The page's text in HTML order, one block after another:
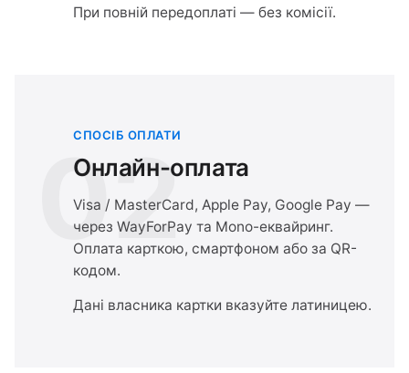
При повній передоплаті — без комісії.
02
СПОСІБ ОПЛАТИ
Онлайн-оплата
Visa / MasterCard, Apple Pay, Google Pay —
через WayForPay та Mono-еквайринг.
Оплата карткою, смартфоном або за QR-
кодом.
Дані власника картки вказуйте латиницею.